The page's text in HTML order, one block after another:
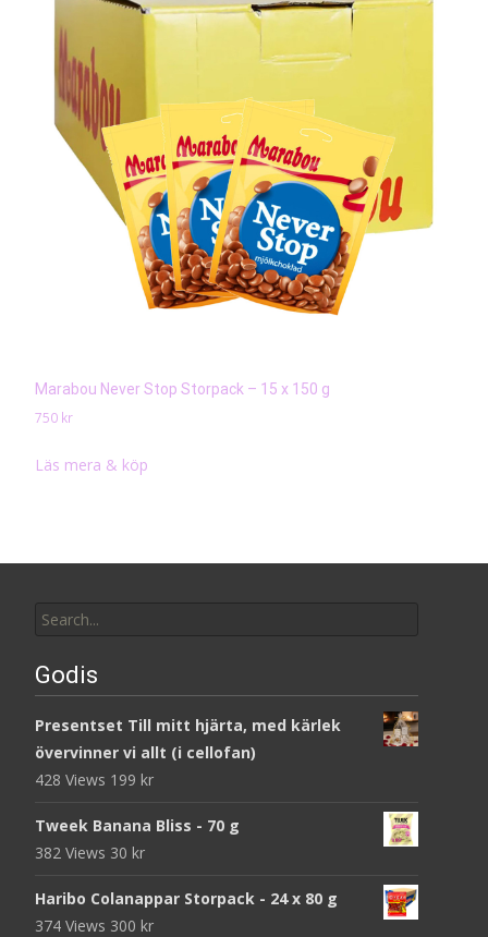
Marabou Never Stop Storpack – 15 x 150 g
750 kr
Läs mera & köp
for:
Godis
Presentset Till mitt hjärta, med kärlek
övervinner vi allt (i cellofan)
428 Views 199 kr
Tweek Banana Bliss - 70 g
382 Views 30 kr
Haribo Colanappar Storpack - 24 x 80 g
374 Views 300 kr